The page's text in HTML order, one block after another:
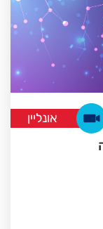
אונליין